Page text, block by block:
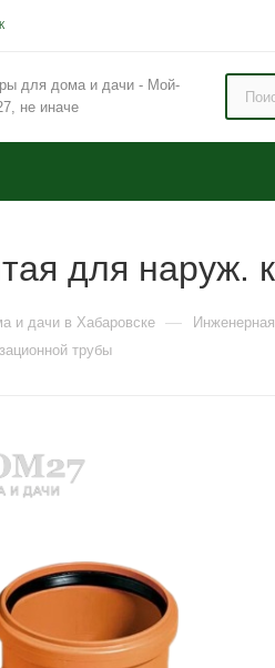
для дома и дачи - Мой-
не иначе
для наруж.
и дачи в Хабаровске —
трубы